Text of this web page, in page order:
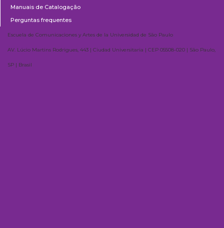
Manuais de Catalogação
Perguntas frequentes
Escuela de Comunicaciones y Artes de la Universidad de São Paulo
AV. Lúcio Martins Rodrigues, 443 | Ciudad Universitaria | CEP 05508-020 | São Paulo,
SP | Brasil